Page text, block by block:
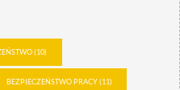
(10)
BEZPIECZEŃSTWO PRACY(11)